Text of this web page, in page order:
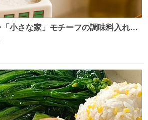
小さな家」モチーフの調味料入れ、
ンク・グリーン・テラ
press.net/news/149552